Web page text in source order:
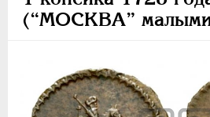
(“МОСКВА” малыми